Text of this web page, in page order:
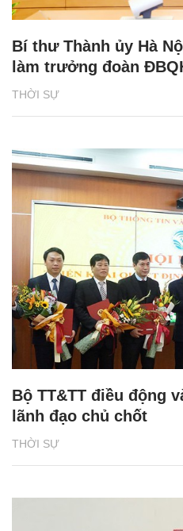
THỜI SỰ
Bí thư Thành ủy Hà
làm trưởng đoàn
THỜI SỰ
Bộ TT&TT điều động
lãnh đạo chủ chốt